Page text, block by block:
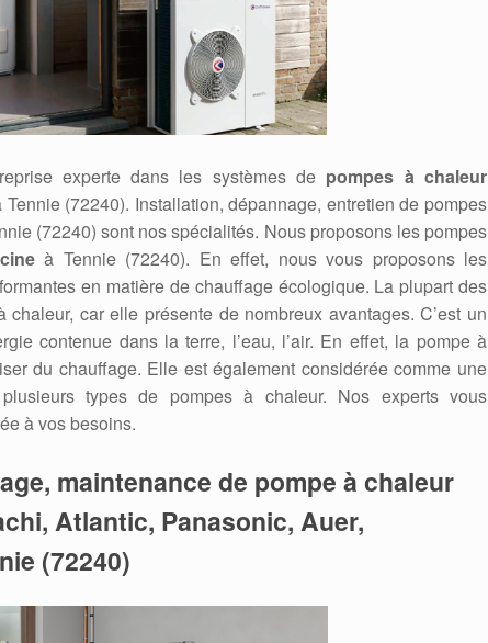
experte dans les systèmes de pompes à chaleur
(72240). Installation, dépannage, entretien de pompes
(72240) sont nos spécialités. Nous proposons les pompes
à Tennie (72240). En effet, nous vous proposons les
en matière de chauffage écologique. La plupart des
car elle présente de nombreux avantages. C’est un
contenue dans la terre, l’eau, l’air. En effet, la pompe à
du chauffage. Elle est également considérée comme une
types de pompes à chaleur. Nos experts vous
à vos besoins.
maintenance de pompe à chaleur
Atlantic, Panasonic, Auer,
(72240)